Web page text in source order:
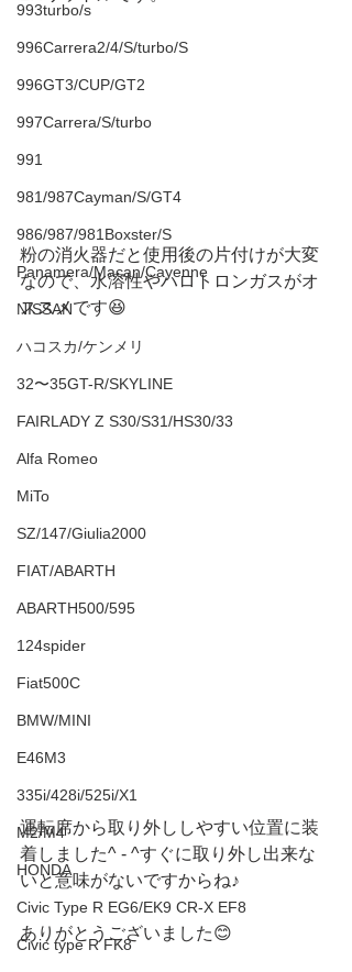
993turbo/s
996Carrera2/4/S/turbo/S
996GT3/CUP/GT2
997Carrera/S/turbo
991
981/987Cayman/S/GT4
986/987/981Boxster/S
Panamera/Macan/Cayenne
NISSAN
ハコスカ/ケンメリ
32〜35GT-R/SKYLINE
FAIRLADY Z S30/S31/HS30/33
Alfa Romeo
MiTo
SZ/147/Giulia2000
FIAT/ABARTH
ABARTH500/595
124spider
Fiat500C
BMW/MINI
E46M3
335i/428i/525i/X1
M2/M4
HONDA
Civic Type R EG6/EK9 CR-X EF8
Civic type R FK8
粉の消火器だと使用後の片付けが大変
なので、水溶性やハロトロンガスがオ
ススメです😆
運転席から取り外ししやすい位置に装
着しました^ - ^すぐに取り外し出来な
いと意味がないですからね♪
ありがとうございました😊